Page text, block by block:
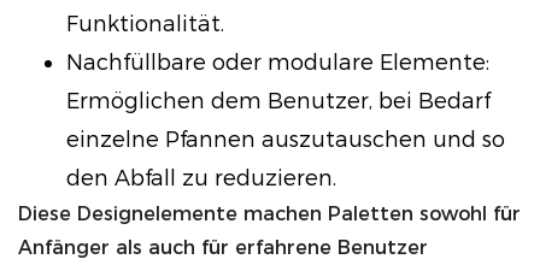
Funktionalität.
Nachfüllbare oder modulare Elemente:
Ermöglichen dem Benutzer, bei Bedarf
einzelne Pfannen auszutauschen und so
den Abfall zu reduzieren.
Diese Designelemente machen Paletten sowohl für
Anfänger als auch für erfahrene Benutzer